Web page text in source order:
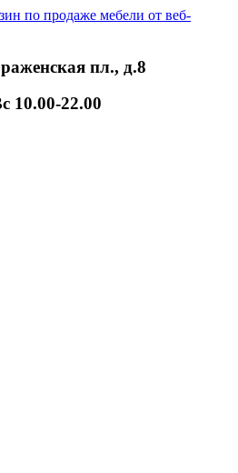
пл., д.8
10.00-22.00